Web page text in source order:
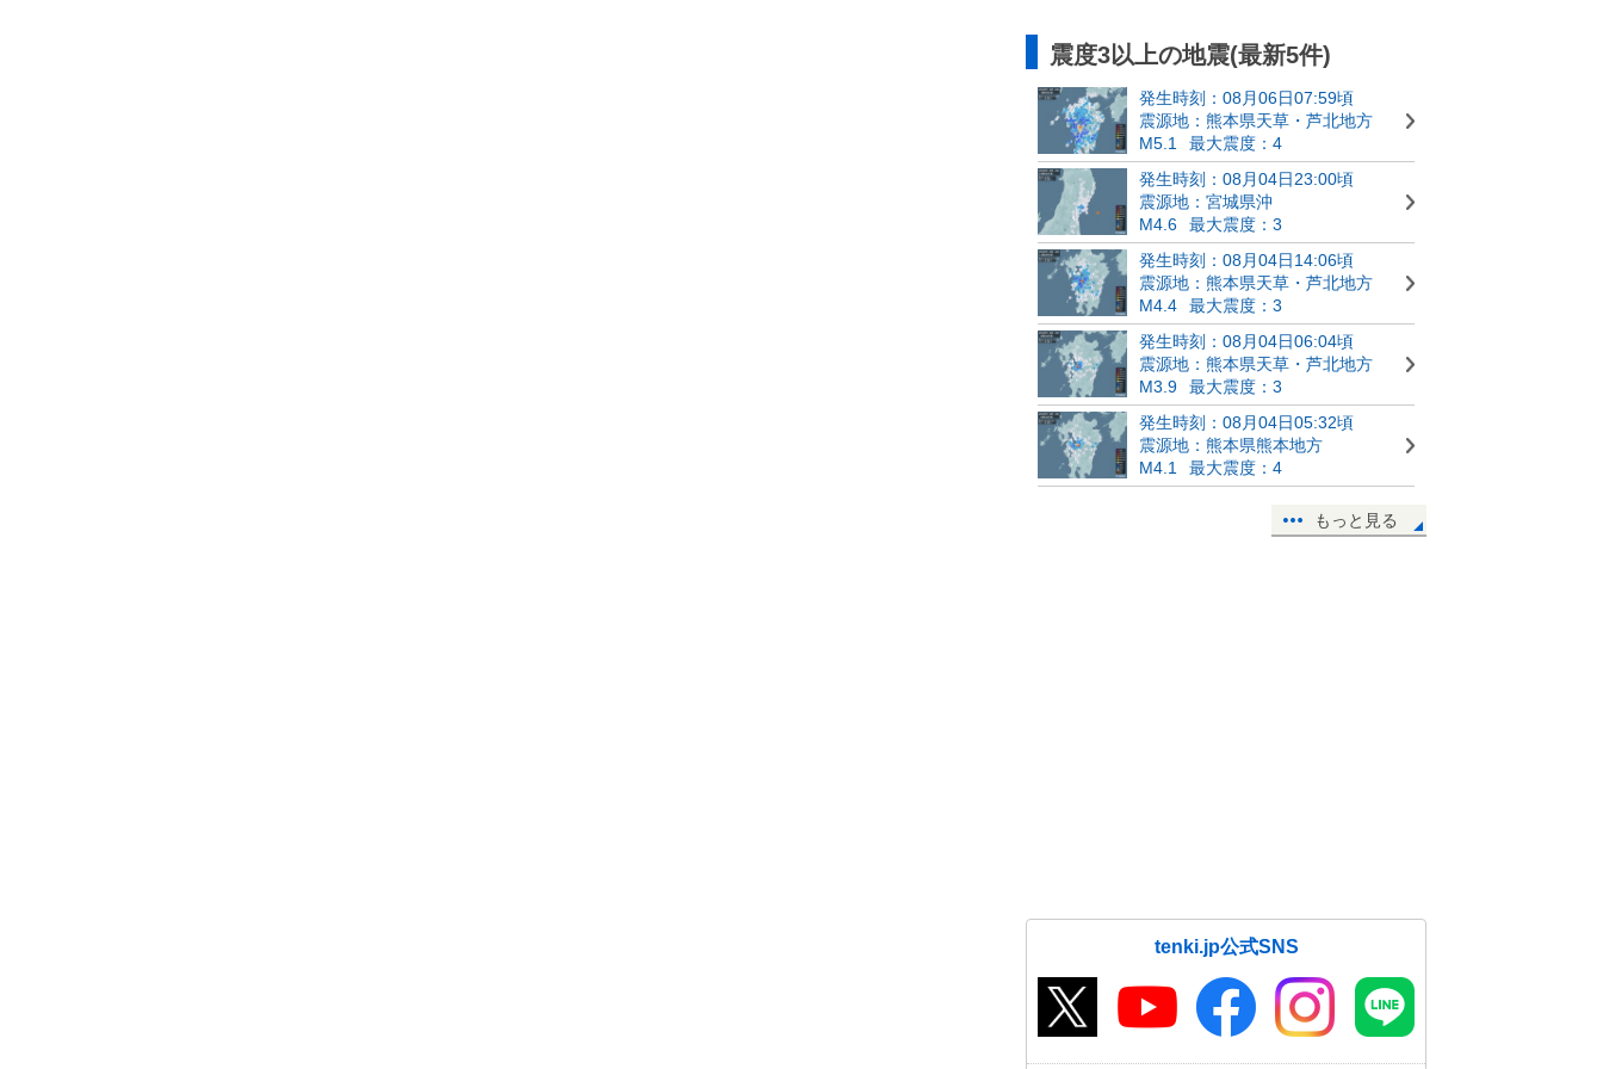
震度3以上の地震(最新5件)
発生時刻：08月06日07:59頃
震源地：熊本県天草・芦北地方
M5.1
最大震度：4
発生時刻：08月04日23:00頃
震源地：宮城県沖
M4.6
最大震度：3
発生時刻：08月04日14:06頃
震源地：熊本県天草・芦北地方
M4.4
最大震度：3
発生時刻：08月04日06:04頃
震源地：熊本県天草・芦北地方
M3.9
最大震度：3
発生時刻：08月04日05:32頃
震源地：熊本県熊本地方
M4.1
最大震度：4
もっと見る
tenki.jp公式SNS